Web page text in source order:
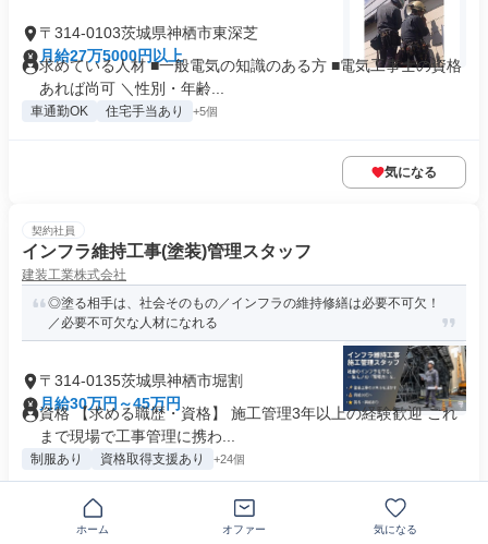
〒314-0103茨城県神栖市東深芝
月給27万5000円以上
求めている人材 ■一般電気の知識のある方 ■電気工事士の資格
あれば尚可 ＼性別・年齢...
車通勤OK 住宅手当あり +5個
気になる
契約社員
インフラ維持工事(塗装)管理スタッフ
建装工業株式会社
◎塗る相手は、社会そのもの／インフラの維持修繕は必要不可欠！
／必要不可欠な人材になれる
〒314-0135茨城県神栖市堀割
月給30万円～45万円
資格 【求める職歴・資格】 施工管理3年以上の経験歓迎 これ
まで現場で工事管理に携わ...
制服あり 資格取得支援あり +24個
気になる
ホーム オファー 気になる